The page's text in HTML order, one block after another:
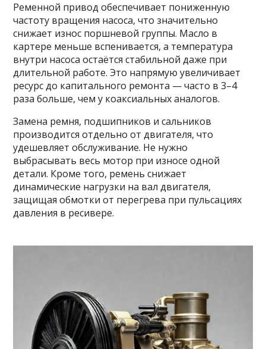
Ременной привод обеспечивает пониженную
частоту вращения насоса, что значительно
снижает износ поршневой группы. Масло в
картере меньше вспенивается, а температура
внутри насоса остаётся стабильной даже при
длительной работе. Это напрямую увеличивает
ресурс до капитального ремонта — часто в 3–4
раза больше, чем у коаксиальных аналогов.
Замена ремня, подшипников и сальников
производится отдельно от двигателя, что
удешевляет обслуживание. Не нужно
выбрасывать весь мотор при износе одной
детали. Кроме того, ремень снижает
динамические нагрузки на вал двигателя,
защищая обмотки от перегрева при пульсациях
давления в ресивере.